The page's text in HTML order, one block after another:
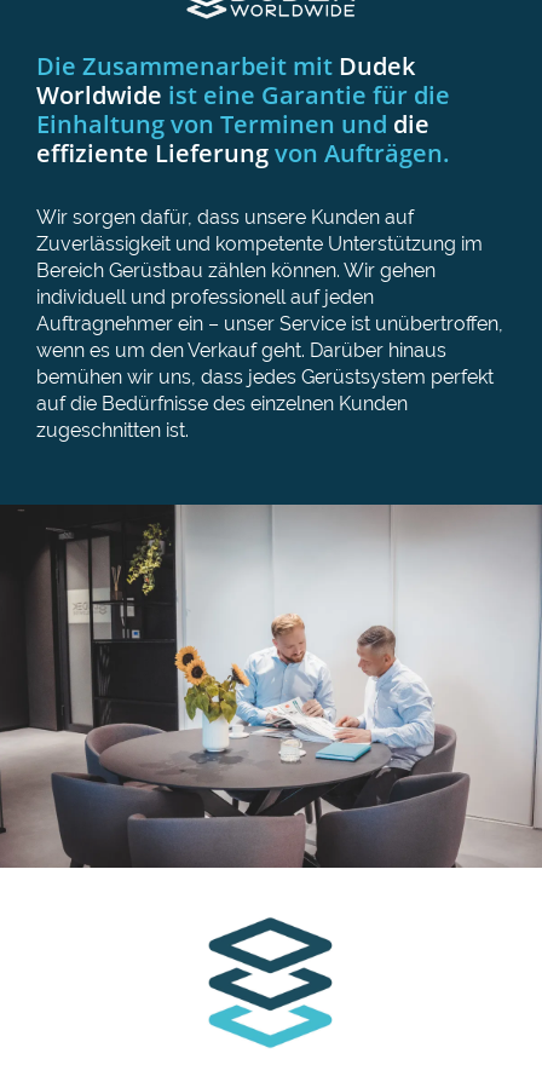
Die Zusammenarbeit mit Dudek
Worldwide ist eine Garantie für die
Einhaltung von Terminen und die
effiziente Lieferungvon Aufträgen.
Wir sorgen dafür, dass unsere Kunden auf
Zuverlässigkeit und kompetente Unterstützung im
Bereich Gerüstbau zählen können. Wir gehen
individuell und professionell auf jeden
Auftragnehmer ein – unser Service ist unübertroffen,
wenn es um den Verkauf geht. Darüber hinaus
bemühen wir uns, dass jedes Gerüstsystem perfekt
auf die Bedürfnisse des einzelnen Kunden
zugeschnitten ist.